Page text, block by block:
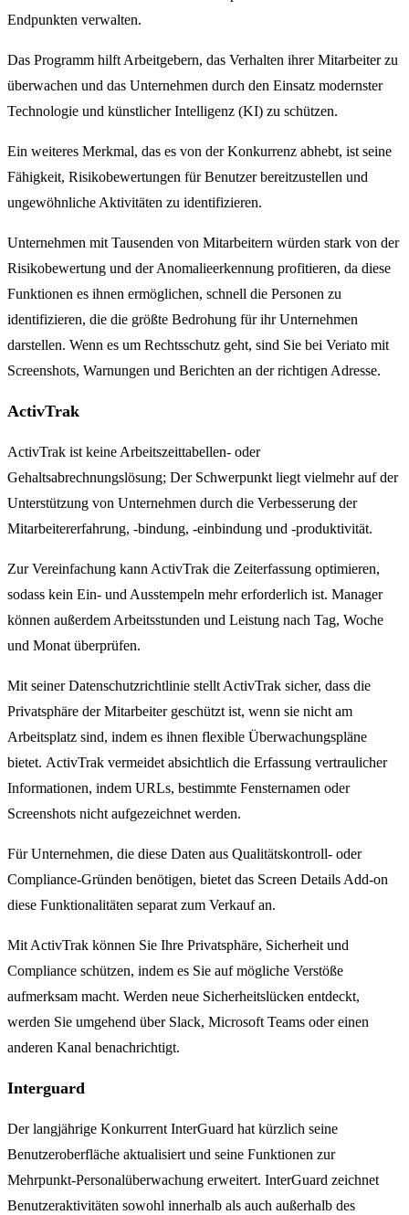
Endpunkten verwalten.
Das Programm hilft Arbeitgebern, das Verhalten ihrer Mitarbeiter zu
überwachen und das Unternehmen durch den Einsatz modernster
Technologie und künstlicher Intelligenz (KI) zu schützen.
Ein weiteres Merkmal, das es von der Konkurrenz abhebt, ist seine
Fähigkeit, Risikobewertungen für Benutzer bereitzustellen und
ungewöhnliche Aktivitäten zu identifizieren.
Unternehmen mit Tausenden von Mitarbeitern würden stark von der
Risikobewertung und der Anomalieerkennung profitieren, da diese
Funktionen es ihnen ermöglichen, schnell die Personen zu
identifizieren, die die größte Bedrohung für ihr Unternehmen
darstellen. Wenn es um Rechtsschutz geht, sind Sie bei Veriato mit
Screenshots, Warnungen und Berichten an der richtigen Adresse.
ActivTrak
ActivTrak ist keine Arbeitszeittabellen- oder
Gehaltsabrechnungslösung; Der Schwerpunkt liegt vielmehr auf der
Unterstützung von Unternehmen durch die Verbesserung der
Mitarbeitererfahrung, -bindung, -einbindung und -produktivität.
Zur Vereinfachung kann ActivTrak die Zeiterfassung optimieren,
sodass kein Ein- und Ausstempeln mehr erforderlich ist. Manager
können außerdem Arbeitsstunden und Leistung nach Tag, Woche
und Monat überprüfen.
Mit seiner Datenschutzrichtlinie stellt ActivTrak sicher, dass die
Privatsphäre der Mitarbeiter geschützt ist, wenn sie nicht am
Arbeitsplatz sind, indem es ihnen flexible Überwachungspläne
bietet. ActivTrak vermeidet absichtlich die Erfassung vertraulicher
Informationen, indem URLs, bestimmte Fensternamen oder
Screenshots nicht aufgezeichnet werden.
Für Unternehmen, die diese Daten aus Qualitätskontroll- oder
Compliance-Gründen benötigen, bietet das Screen Details Add-on
diese Funktionalitäten separat zum Verkauf an.
Mit ActivTrak können Sie Ihre Privatsphäre, Sicherheit und
Compliance schützen, indem es Sie auf mögliche Verstöße
aufmerksam macht. Werden neue Sicherheitslücken entdeckt,
werden Sie umgehend über Slack, Microsoft Teams oder einen
anderen Kanal benachrichtigt.
Interguard
Der langjährige Konkurrent InterGuard hat kürzlich seine
Benutzeroberfläche aktualisiert und seine Funktionen zur
Mehrpunkt-Personalüberwachung erweitert. InterGuard zeichnet
Benutzeraktivitäten sowohl innerhalb als auch außerhalb des